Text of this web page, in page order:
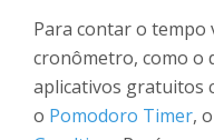
Para contar o tempo
cronômetro, como o
aplicativos gratuitos
o Pomodoro Timer, o